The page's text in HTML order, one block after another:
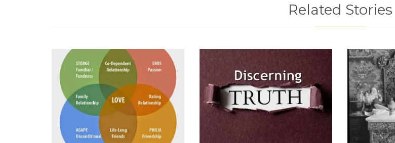
Related Stories